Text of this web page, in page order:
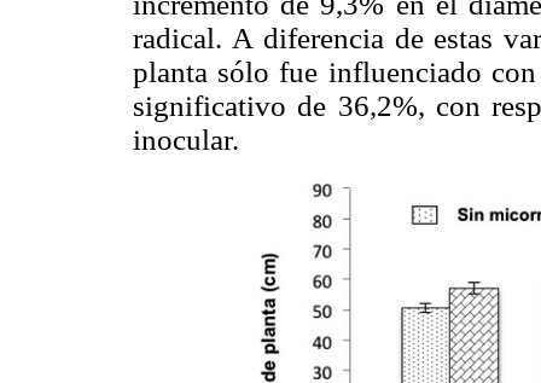
radical. A diferencia de estas
planta sólo fue influenciado
significativo de 36,2%, con
inocular.